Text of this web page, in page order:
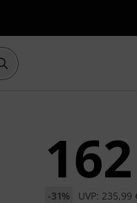
Suche mit Suchwort
162
-31%
UVP: 235,99